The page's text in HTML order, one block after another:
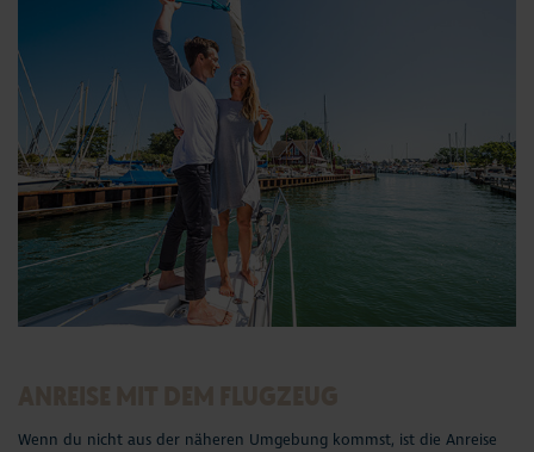
Wenn du nicht aus der näheren Umgebung kommst, ist die Anreise